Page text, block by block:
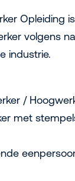
Opleiding
volgens
industrie.
/
met